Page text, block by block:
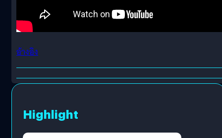
อ้างอิง
Highlight